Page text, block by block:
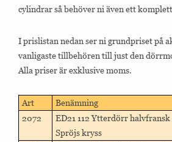
cylindrar så behöver ni även ett
I prislistan nedan ser ni grundpriset på
vanligaste tillbehören till just den
Alla priser är exklusive moms.
Art Benämning
2072
ED21 112 Ytterdörr halvfransk
Spröjs kryss